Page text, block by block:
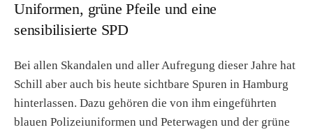
Uniformen, grüne Pfeile und eine
sensibilisierte SPD
Bei allen Skandalen und aller Aufregung dieser Jahre hat
Schill aber auch bis heute sichtbare Spuren in Hamburg
hinterlassen. Dazu gehören die von ihm eingeführten
blauen Polizeiuniformen und Peterwagen und der grüne